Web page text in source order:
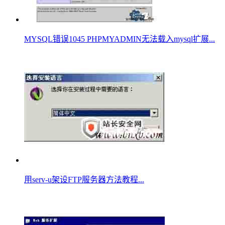
MYSQL错误1045 PHPMYADMIN无法载入mysql扩展...
用serv-u架设FTP服务器方法教程...